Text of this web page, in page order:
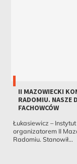
II MAZOWIECKI
RADOMIU. NASZE
FACHOWCÓW
Łukasiewicz –
organizatorem II
Radomiu. Stanowił...